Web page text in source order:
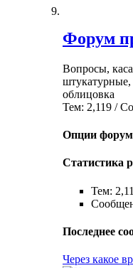
Форум
Вопросы,
облицовка
Тем: 2,119 /
Опции
Статистика
Тем:
Последнее
Через какое